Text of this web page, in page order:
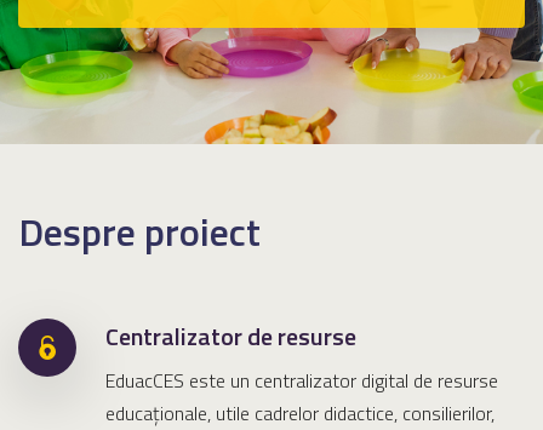
Despre proiect
Centralizator de resurse
EduacCES este un centralizator digital de resurse
educaţionale, utile cadrelor didactice, consilierilor,